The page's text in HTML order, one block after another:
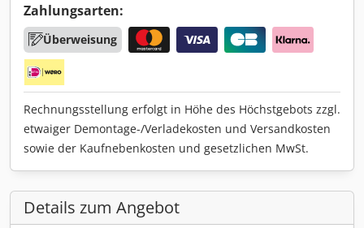
Zahlungsarten:
Überweisung
Rechnungsstellung erfolgt in Höhe des Höchstgebots zzgl.
etwaiger Demontage-/Verladekosten und Versandkosten
sowie der Kaufnebenkosten und gesetzlichen MwSt.
Details zum Angebot